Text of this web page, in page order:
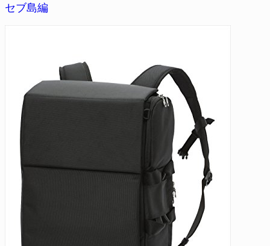
セブ島編